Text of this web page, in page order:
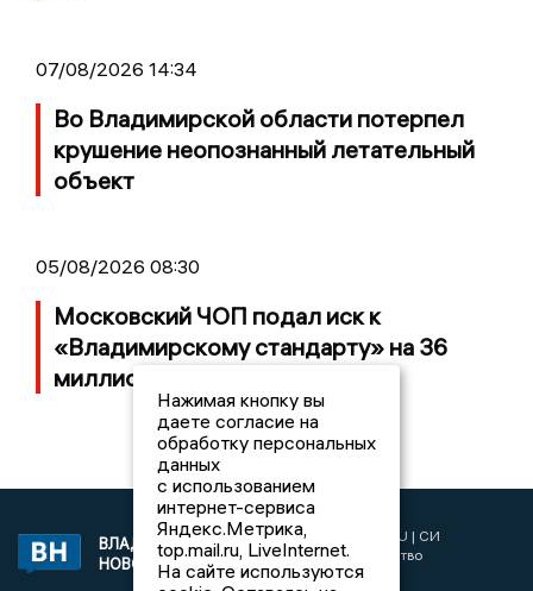
07/08/2026 14:34
Во Владимирской области потерпел
крушение неопознанный летательный
объект
05/08/2026 08:30
Московский ЧОП подал иск к
«Владимирскому стандарту» на 36
миллионов рублей
ВЛАДИМИРСКИЕ
НОВОСТИ
2017 © NEWSVLADIMIR.RU | СИ
«Информационное агентство
Владимирские новости»
Нажимая кнопку вы
даете согласие на
обработку персональных
данных
с использованием
интернет-сервиса
Яндекс.Метрика,
top.mail.ru, LiveInternet.
На сайте используются